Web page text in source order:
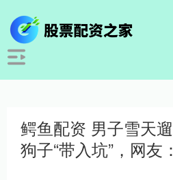
鳄鱼配资 男子雪天
狗子“带入坑”，网友